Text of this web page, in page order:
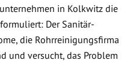
in Kolkwitz die
Der Sanitär-
die Rohrreinigungsfirma
und versucht, das Problem